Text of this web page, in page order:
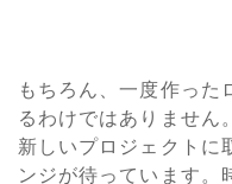
もちろん、一度作った
るわけではありません。
新しいプロジェクトに
ンジが待っています。